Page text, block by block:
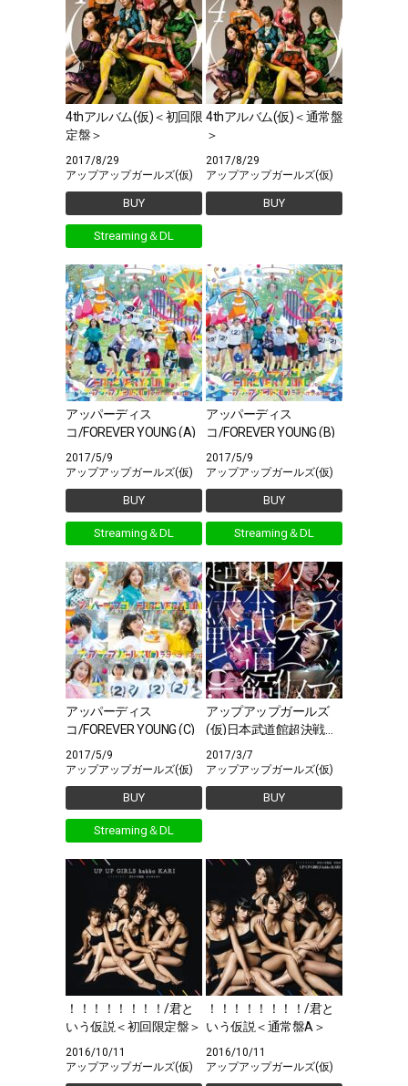
4thアルバム(仮)＜初回限
定盤＞
2017/8/29
アップアップガールズ(仮)
BUY
Streaming＆DL
4thアルバム(仮)＜通常盤
＞
2017/8/29
アップアップガールズ(仮)
BUY
アッパーディス
コ/FOREVER YOUNG (A)
2017/5/9
アップアップガールズ(仮)
BUY
Streaming＆DL
アッパーディス
コ/FOREVER YOUNG (B)
2017/5/9
アップアップガールズ(仮)
BUY
Streaming＆DL
アッパーディス
コ/FOREVER YOUNG (C)
2017/5/9
アップアップガールズ(仮)
BUY
Streaming＆DL
アップアップガールズ
(仮)日本武道館超決戦
vol.1
2017/3/7
アップアップガールズ(仮)
BUY
！！！！！！！！/君と
いう仮説＜初回限定盤＞
2016/10/11
アップアップガールズ(仮)
！！！！！！！！/君と
いう仮説＜通常盤A＞
2016/10/11
アップアップガールズ(仮)